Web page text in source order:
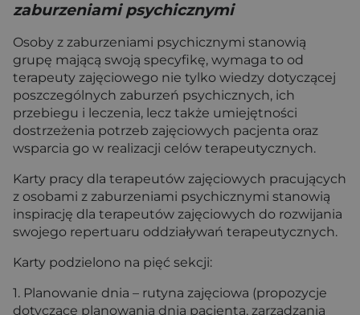
zaburzeniami psychicznymi
Osoby z zaburzeniami psychicznymi stanowią
grupę mającą swoją specyfikę, wymaga to od
terapeuty zajęciowego nie tylko wiedzy dotyczącej
poszczególnych zaburzeń psychicznych, ich
przebiegu i leczenia, lecz także umiejętności
dostrzeżenia potrzeb zajęciowych pacjenta oraz
wsparcia go w realizacji celów terapeutycznych.
Karty pracy dla terapeutów zajęciowych pracujących
z osobami z zaburzeniami psychicznymi stanowią
inspirację dla terapeutów zajęciowych do rozwijania
swojego repertuaru oddziaływań terapeutycznych.
Karty podzielono na pięć sekcji:
1. Planowanie dnia – rutyna zajęciowa (propozycje
dotyczące planowania dnia pacjenta, zarządzania